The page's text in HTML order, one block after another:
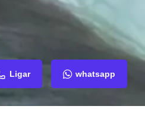
Ligar whatsapp